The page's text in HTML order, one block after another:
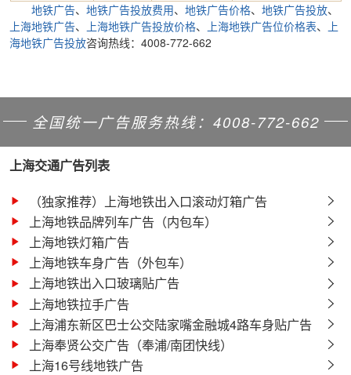
地铁广告、地铁广告投放费用、地铁广告价格、地铁广告投放、
上海地铁广告、 上海地铁广告投放价格、 上海地铁广告位价格表、
上
海地铁广告投放咨询热线：4008-772-662
全国统一广告服务热线：4008-772-662
上海交通广告列表
（独家推荐）上海地铁出入口滚动灯箱广告
上海地铁品牌列车广告（内包车）
上海地铁灯箱广告
上海地铁车身广告（外包车）
上海地铁出入口玻璃贴广告
上海地铁拉手广告
上海浦东新区巴士公交陆家嘴金融城4路车身贴广告
上海奉贤公交广告（奉浦/南团快线）
上海16号线地铁广告